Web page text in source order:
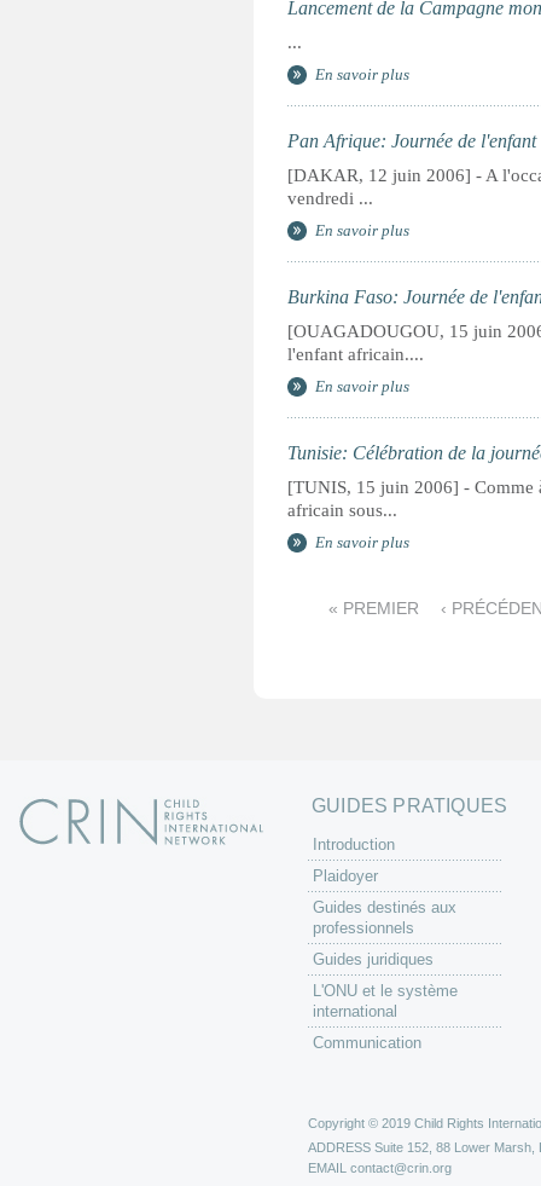
Lancement de la Campagne
...
En savoir plus
Pan Afrique: Journée de
[DAKAR, 12 juin 2006] - A
vendredi ...
En savoir plus
Burkina Faso: Journée de
[OUAGADOUGOU, 15 juin
l'enfant africain....
En savoir plus
Tunisie: Célébration de la
[TUNIS, 15 juin 2006] - Comme
africain sous...
En savoir plus
« PREMIER ‹
GUIDES PRATIQUES
Introduction
Plaidoyer
Guides destinés aux
professionnels
Guides juridiques
L'ONU et le système
international
Communication
Copyright © 2019 Child Rights
ADDRESS Suite 152, 88 Lower Marsh,
EMAIL contact@crin.org